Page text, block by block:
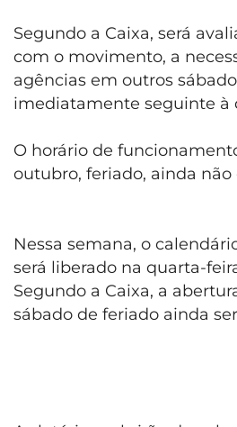
Segundo a Caixa, será
com o movimento, a
agências em outros
imediatamente seguinte à
O horário de
outubro, feriado, ainda não
Nessa semana, o
será liberado na quarta-
Segundo a Caixa, a
sábado de feriado ainda